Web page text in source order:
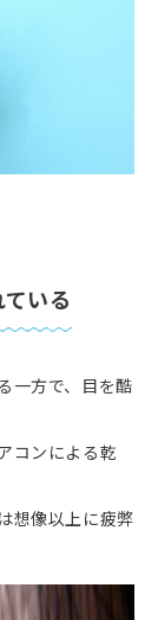
いる
⼀⽅で、⽬を酷
コンによる乾
想像以上に疲弊